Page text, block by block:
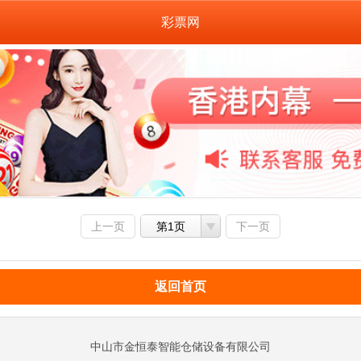
彩票网
上一页 第1页 下一页
返回首页
中山市金恒泰智能仓储设备有限公司